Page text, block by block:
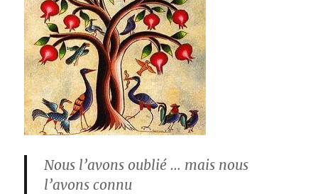
Nous l’avons oublié … mais nous
l’avons connu